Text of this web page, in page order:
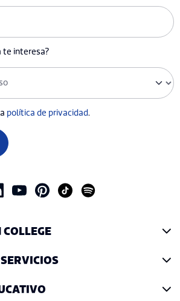
te interesa?
política de privacidad.